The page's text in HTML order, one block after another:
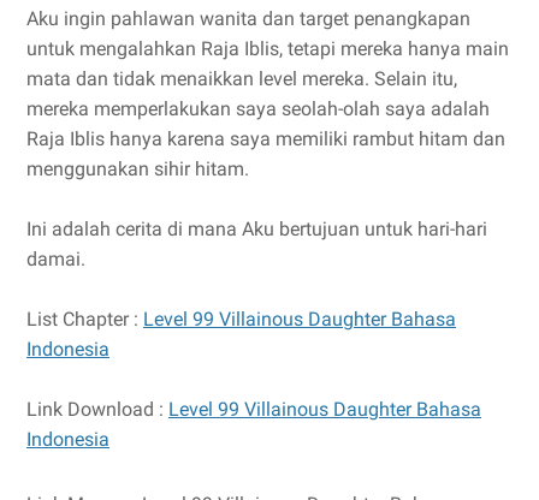
Aku ingin pahlawan wanita dan target penangkapan
untuk mengalahkan Raja Iblis, tetapi mereka hanya main
mata dan tidak menaikkan level mereka. Selain itu,
mereka memperlakukan saya seolah-olah saya adalah
Raja Iblis hanya karena saya memiliki rambut hitam dan
menggunakan sihir hitam.
Ini adalah cerita di mana Aku bertujuan untuk hari-hari
damai.
List Chapter : Level 99 Villainous Daughter Bahasa
Indonesia
Link Download : Level 99 Villainous Daughter Bahasa
Indonesia